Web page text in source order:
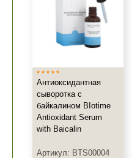
Антиоксидантная
сыворотка с
байкалином BIotime
Antioxidant Serum
with Baicalin
Артикул: BTS00004